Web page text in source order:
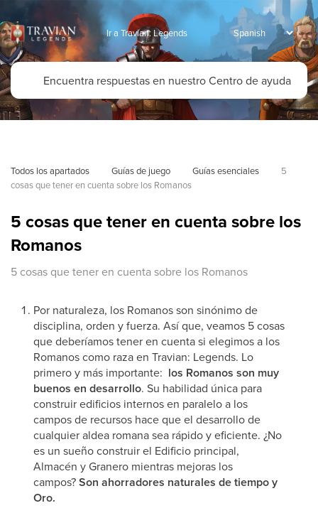
Ir a Travian: Legends
Todos los apartados Guías de juego Guías esenciales
5
cosas que tener en cuenta sobre los Romanos
5 cosas que tener en cuenta sobre los
Romanos
5 cosas que tener en cuenta sobre los Romanos
Por naturaleza, los Romanos son sinónimo de
disciplina, orden y fuerza. Así que, veamos 5 cosas
que deberíamos tener en cuenta si elegimos a los
Romanos como raza en Travian: Legends. Lo
primero y más importante: los Romanos son muy
buenos en desarrollo. Su habilidad única para
construir edificios internos en paralelo a los
campos de recursos hace que el desarrollo de
cualquier aldea romana sea rápido y eficiente. ¿No
es un sueño construir el Edificio principal,
Almacén y Granero mientras mejoras los
campos?Son ahorradores naturales de tiempo y
Oro.